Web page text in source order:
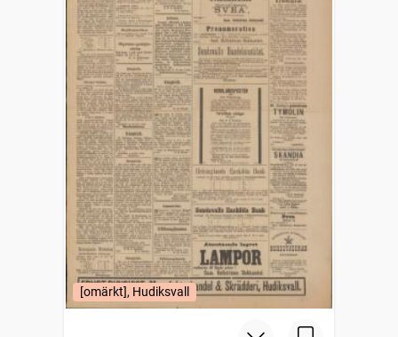
[omärkt], Hudiksvall